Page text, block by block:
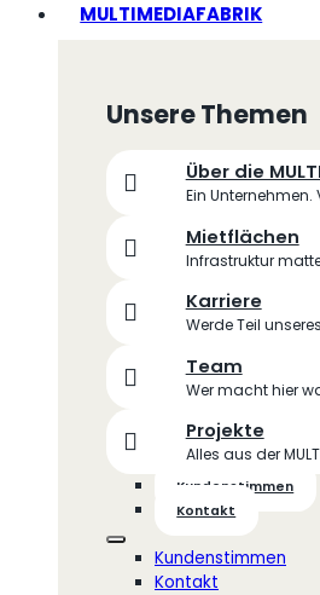
MULTIMEDIAFABRIK
Unsere Themen
Über die
Ein Unternehmen.
Mietflächen
Infrastruktur
Karriere
Werde Teil
Team
Wer macht hier
Projekte
Alles aus der
Kundenstimmen
Kontakt
Kundenstimmen
Kontakt